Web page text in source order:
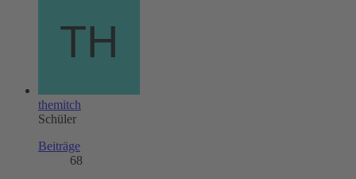
themitch
Schüler
Beiträge
68